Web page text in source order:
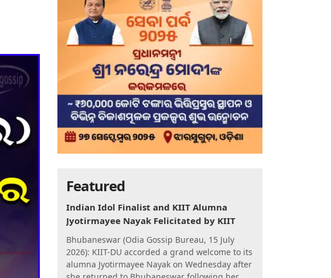
Featured
Indian Idol Finalist and KIIT Alumna
Jyotirmayee Nayak Felicitated by KIIT
Bhubaneswar (Odia Gossip Bureau, 15 July
2026): KIIT-DU accorded a grand welcome to its
alumna Jyotirmayee Nayak on Wednesday after